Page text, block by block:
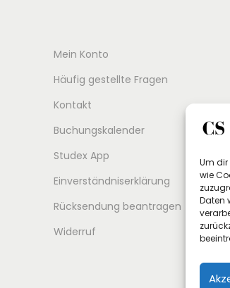
Um dir
wie
Daten
Mein Konto
Häufig gestellte Fragen
Kontakt
Buchungskalender
Studex App
Einverständniserklärung
Rücksendung beantragen
Widerruf